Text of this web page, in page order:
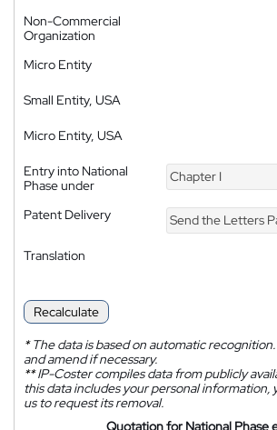
Non-Commercial
Organization
Micro Entity
Small Entity, USA
Micro Entity, USA
Entry into National
Phase under
Chapter I
Patent Delivery Send the Letters
Translation
Recalculate
*The data is based on automatic
and amend if necessary.
**IP-Coster compiles data from publicly
this data includes your personal information,
us to request its removal.
Quotation for National Phase